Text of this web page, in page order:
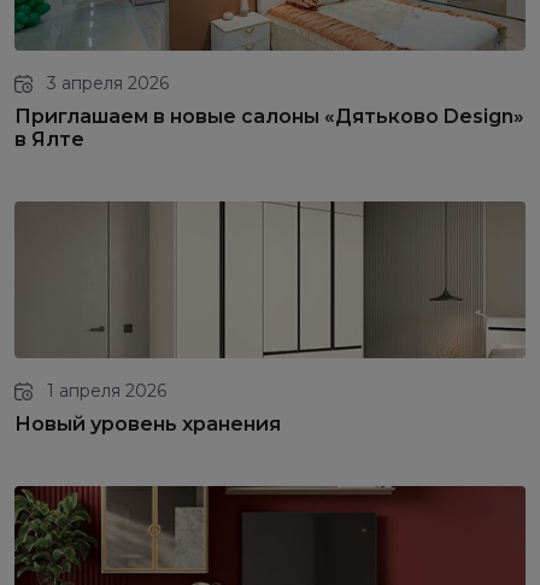
3 апреля 2026
Приглашаем в новые салоны «Дятьково Design»
в Ялте
1 апреля 2026
Новый уровень хранения